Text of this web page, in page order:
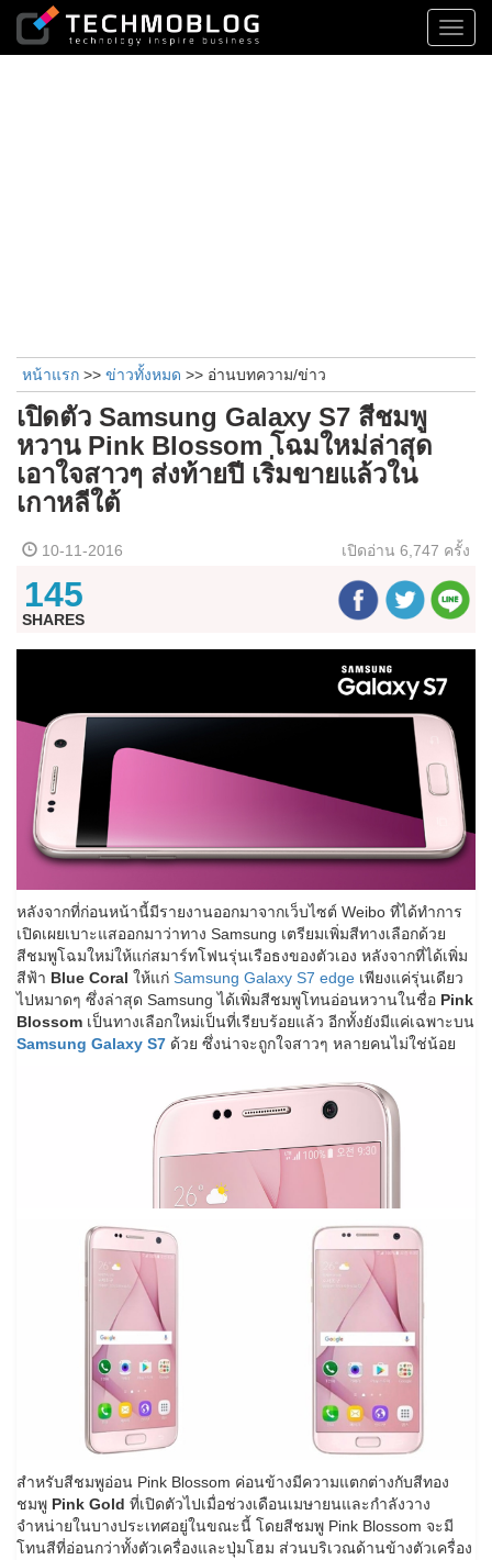
หน้าแรก >> ข่าวทั้งหมด >> อ่านบทความ/ข่าว
เปิดตัว Samsung Galaxy S7 สีชมพู
หวาน Pink Blossom โฉมใหม่ล่าสุด
เอาใจสาวๆ ส่งท้ายปี เริ่มขายแล้วใน
เกาหลีใต้
10-11-2016 เปิดอ่าน 6,747 ครั้ง
145
SHARES
หลังจากที่ก่อนหน้านี้มีรายงานออกมาจากเว็บไซต์ Weibo ที่ได้ทำการ
เปิดเผยเบาะแสออกมาว่าทาง Samsung เตรียมเพิ่มสีทางเลือกด้วย
สีชมพูโฉมใหม่ให้แก่สมาร์ทโฟนรุ่นเรือธงของตัวเอง หลังจากที่ได้เพิ่ม
สีฟ้า Blue Coral ให้แก่ Samsung Galaxy S7 edge เพียงแค่รุ่นเดียว
ไปหมาดๆ ซึ่งล่าสุด Samsung ได้เพิ่มสีชมพูโทนอ่อนหวานในชื่อ Pink
Blossom เป็นทางเลือกใหม่เป็นที่เรียบร้อยแล้ว อีกทั้งยังมีแค่เฉพาะบน
Samsung Galaxy S7 ด้วย ซึ่งน่าจะถูกใจสาวๆ หลายคนไม่ใช่น้อย
สำหรับสีชมพูอ่อน Pink Blossom ค่อนข้างมีความแตกต่างกับสีทอง
ชมพู Pink Gold ที่เปิดตัวไปเมื่อช่วงเดือนเมษายนและกำลังวาง
จำหน่ายในบางประเทศอยู่ในขณะนี้ โดยสีชมพู Pink Blossom จะมี
โทนสีที่อ่อนกว่าทั้งตัวเครื่องและปุ่มโฮม ส่วนบริเวณด้านข้างตัวเครื่อง